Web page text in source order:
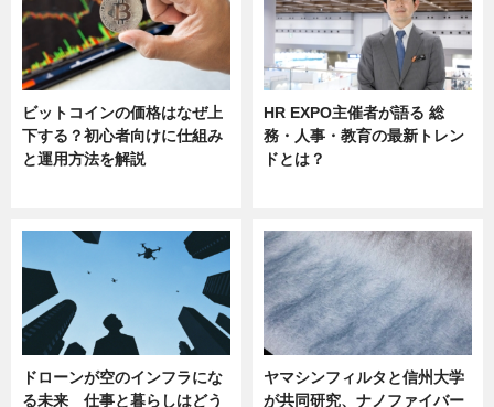
ビットコインの価格はなぜ上
下する？初心者向けに仕組み
と運用方法を解説
HR EXPO主催者が語る 総
務・人事・教育の最新トレン
ドとは？
ドローンが空のインフラにな
る未来 仕事と暮らしはどう
ヤマシンフィルタと信州大学
が共同研究、ナノファイバー